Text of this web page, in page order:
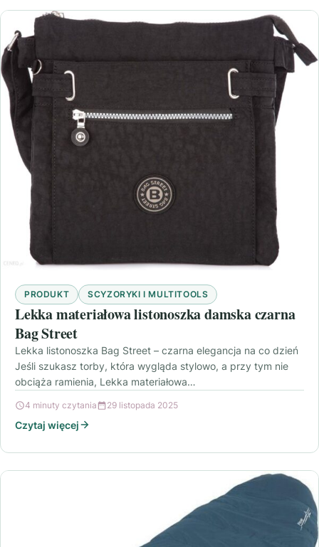
PRODUKT SCYZORYKI I MULTITOOLS
Lekka materiałowa listonoszka damska czarna
Bag Street
Lekka listonoszka Bag Street – czarna elegancja na co dzień
Jeśli szukasz torby, która wygląda stylowo, a przy tym nie
obciąża ramienia, Lekka materiałowa…
4 minuty czytania 29 listopada 2025
Czytaj więcej